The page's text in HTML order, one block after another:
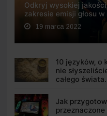
Odkryj wysokiej
zakresie emisji głosu
19 marca 2022
10 języków, o
nie
całego
Jak